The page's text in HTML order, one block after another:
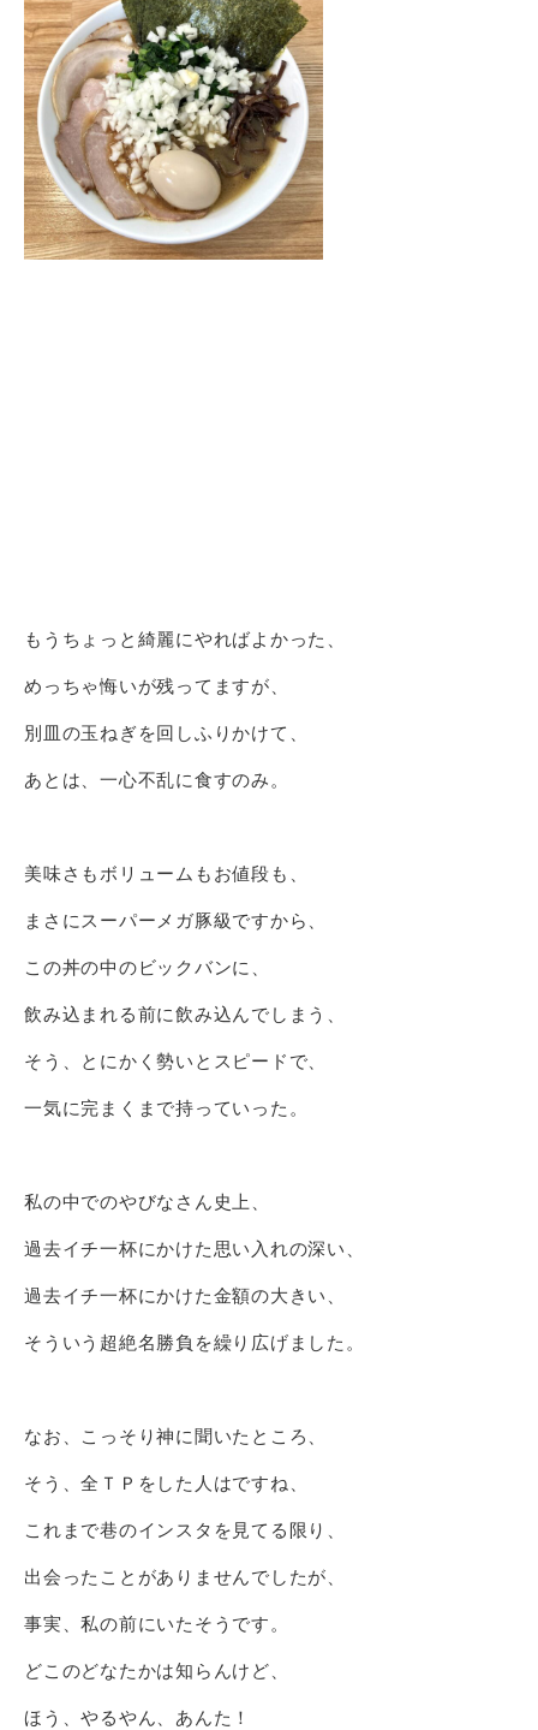
もうちょっと綺麗にやればよかった、
めっちゃ悔いが残ってますが、
別皿の玉ねぎを回しふりかけて、
あとは、一心不乱に食すのみ。
美味さもボリュームもお値段も、
まさにスーパーメガ豚級ですから、
この丼の中のビックバンに、
飲み込まれる前に飲み込んでしまう、
そう、とにかく勢いとスピードで、
一気に完まくまで持っていった。
私の中でのやびなさん史上、
過去イチ一杯にかけた思い入れの深い、
過去イチ一杯にかけた金額の大きい、
そういう超絶名勝負を繰り広げました。
なお、こっそり神に聞いたところ、
そう、全ＴＰをした人はですね、
これまで巷のインスタを見てる限り、
出会ったことがありませんでしたが、
事実、私の前にいたそうです。
どこのどなたかは知らんけど、
ほう、やるやん、あんた！